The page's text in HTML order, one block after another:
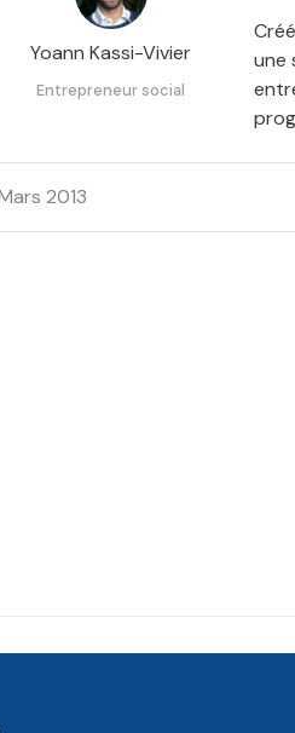
Yoann Kassi-Vivier
Entrepreneur social
une
Mars 2013